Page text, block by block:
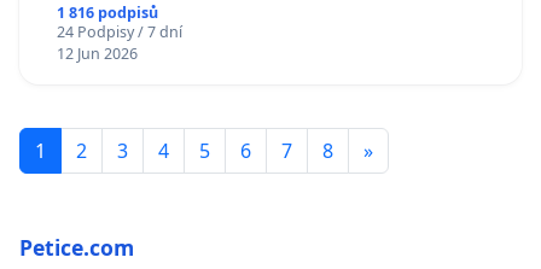
1 816 podpisů
24 Podpisy / 7 dní
12 Jun 2026
1 2 3 4 5 6 7 8 »
Petice.com